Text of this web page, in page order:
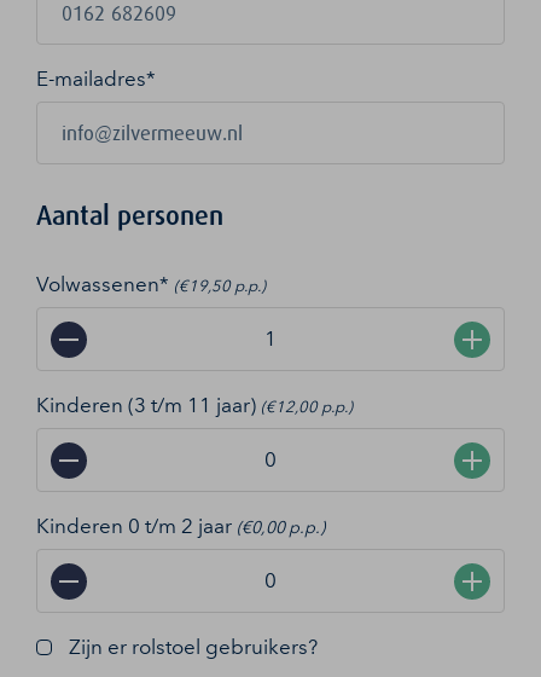
E-mailadres*
Aantal personen
Volwassenen* (€19,50 p.p.)
− +
Kinderen (3 t/m 11 jaar) (€12,00 p.p.)
− +
Kinderen 0 t/m 2 jaar (€0,00 p.p.)
− +
Zijn er rolstoel gebruikers?